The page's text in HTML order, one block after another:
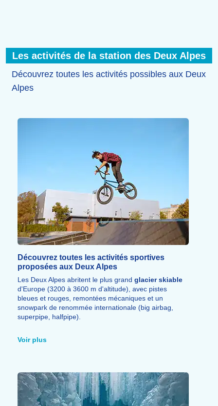
Les activités de la station des Deux Alpes
Découvrez toutes les activités possibles aux Deux
Alpes
Découvrez toutes les activités sportives
proposées aux Deux Alpes
Les Deux Alpes abritent le plus grand glacier skiable
d'Europe (3200 à 3600 m d'altitude), avec pistes
bleues et rouges, remontées mécaniques et un
snowpark de renommée internationale (big airbag,
superpipe, halfpipe).
remontées mécaniques, 22 pistes, itinéraires enduro,
tous niveaux mènent notamment au gigantesqueLac
de Lauvitel, l'un des plus beaux sites de l'Oisans.
Parapente, rafting, airbag park, golf 9 trous, escalade,
luge d'été et équitation complètent uneoffre sportive
Voir plus